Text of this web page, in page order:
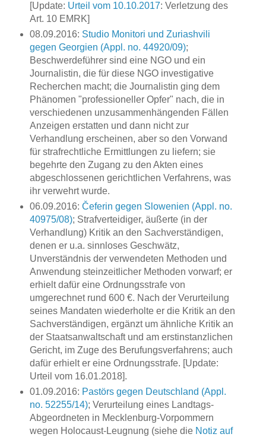
[Update: Urteil vom 10.10.2017: Verletzung des
Art. 10 EMRK]
08.09.2016: Studio Monitori und Zuriashvili
gegen Georgien (Appl. no. 44920/09);
Beschwerdeführer sind eine NGO und ein
Journalistin, die für diese NGO investigative
Recherchen macht; die Journalistin ging dem
Phänomen "professioneller Opfer" nach, die in
verschiedenen unzusammenhängenden Fällen
Anzeigen erstatten und dann nicht zur
Verhandlung erscheinen, aber so den Vorwand
für strafrechtliche Ermittlungen zu liefern; sie
begehrte den Zugang zu den Akten eines
abgeschlossenen gerichtlichen Verfahrens, was
ihr verwehrt wurde.
06.09.2016: Čeferin gegen Slowenien (Appl. no.
40975/08); Strafverteidiger, äußerte (in der
Verhandlung) Kritik an den Sachverständigen,
denen er u.a. sinnloses Geschwätz,
Unverständnis der verwendeten Methoden und
Anwendung steinzeitlicher Methoden vorwarf; er
erhielt dafür eine Ordnungsstrafe von
umgerechnet rund 600 €. Nach der Verurteilung
seines Mandaten wiederholte er die Kritik an den
Sachverständigen, ergänzt um ähnliche Kritik an
der Staatsanwaltschaft und am erstinstanzlichen
Gericht, im Zuge des Berufungsverfahrens; auch
dafür erhielt er eine Ordnungsstrafe. [Update:
Urteil vom 16.01.2018].
01.09.2016: Pastörs gegen Deutschland (Appl.
no. 52255/14); Verurteilung eines Landtags-
Abgeordneten in Mecklenburg-Vorpommern
wegen Holocaust-Leugnung (siehe die Notiz auf